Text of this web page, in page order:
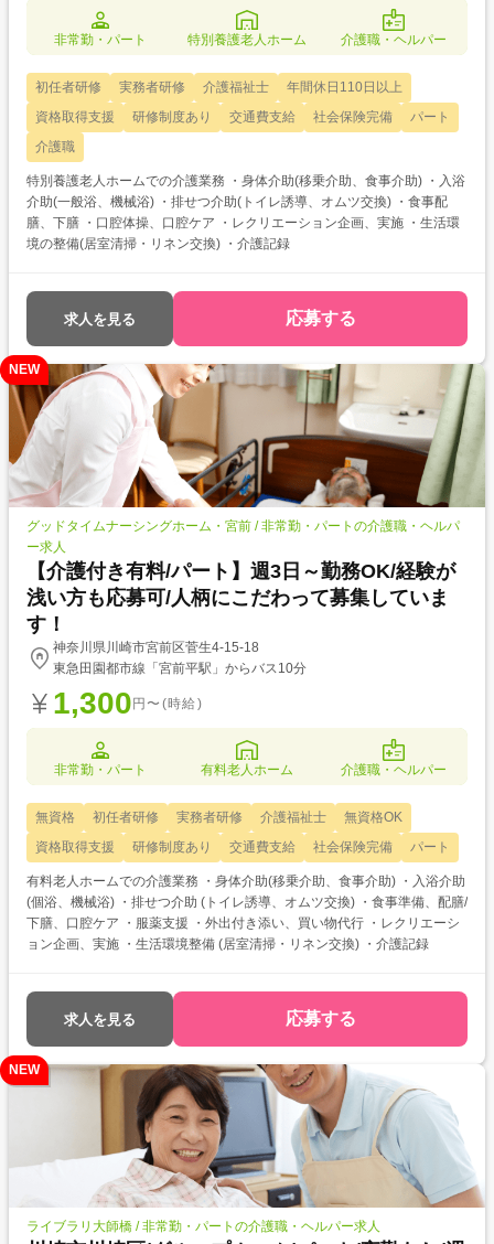
非常勤・パート 特別養護老人ホーム 介護職・ヘルパー
初任者研修 実務者研修 介護福祉士
年間休日110日以上
資格取得支援
研修制度あり 交通費支給 社会保険完備
パート
介護職
特別養護老人ホームでの介護業務 ・身体介助(移乗介助、食事介助) ・入浴
介助(一般浴、機械浴) ・排せつ介助(トイレ誘導、オムツ交換) ・食事配
膳、下膳 ・口腔体操、口腔ケア ・レクリエーション企画、実施 ・生活環
境の整備(居室清掃・リネン交換) ・介護記録
求人を見る 応募する
NEW
グッドタイムナーシングホーム・宮前 / 非常勤・パートの介護職・ヘルパ
ー求人
【介護付き有料/パート】週3日～勤務OK/経験が
浅い方も応募可/人柄にこだわって募集していま
す！
神奈川県川崎市宮前区菅生4-15-18
東急田園都市線「宮前平駅」からバス10分
1,300 円〜(時給)
非常勤・パート 有料老人ホーム 介護職・ヘルパー
無資格 初任者研修 実務者研修 介護福祉士
無資格OK
資格取得支援
研修制度あり 交通費支給 社会保険完備 パート
有料老人ホームでの介護業務 ・身体介助(移乗介助、食事介助) ・入浴介助
(個浴、機械浴) ・排せつ介助 (トイレ誘導、オムツ交換) ・食事準備、配膳/
下膳、口腔ケア ・服薬支援 ・外出付き添い、買い物代行 ・レクリエーシ
ョン企画、実施 ・生活環境整備 (居室清掃・リネン交換) ・介護記録
求人を見る 応募する
NEW
ライブラリ大師橋 / 非常勤・パートの介護職・ヘルパー求人